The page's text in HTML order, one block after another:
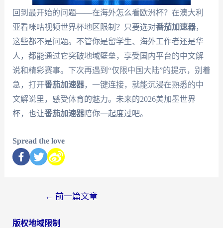
回到最开始的问题——在海外怎么看欧洲杯？在澳大利
亚看咪咕视频世界杯地区限制？只要选对番茄加速器，
这些都不是问题。不管你是留学生、海外工作者还是华
人，都能通过它突破地域壁垒，享受国内平台的中文解
说和精彩赛事。下次再遇到“仅限中国大陆”的提示，别着
急，打开番茄加速器，一键连接，就能沉浸在熟悉的中
文解说里，感受体育的魅力。未来的2026美加墨世界
杯，也让番茄加速器陪你一起度过吧。
Spread the love
← 前一篇文章
版权地域限制